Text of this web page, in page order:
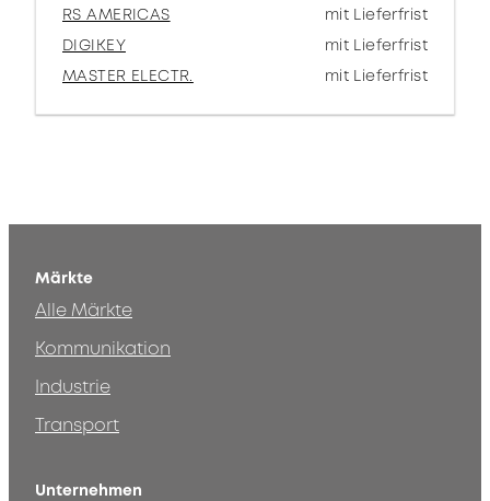
RS AMERICAS
mit Lieferfrist
DIGIKEY
mit Lieferfrist
MASTER ELECTR.
mit Lieferfrist
Märkte
Alle Märkte
Kommunikation
Industrie
Transport
Unternehmen